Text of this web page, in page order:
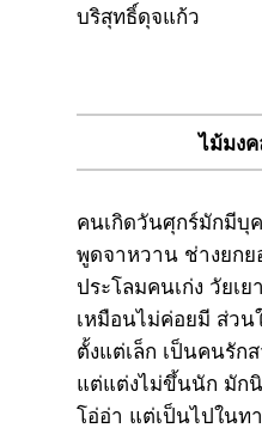
บริสุทธิ์ดุจแก้ว
ไม้มง
คนเกิดวันศุกร์มักมีบุ
พูดจาหวาน ช่างยกย
ประโลมคนเก่ง วัยเ
เหมือนไม่ค่อยมี ส่วน
ตั้งแต่เล็ก เป็นคนรัก
แต่แต่งไม่ขึ้นนัก มัก
โอ่อ่า แต่เป็นไปในท